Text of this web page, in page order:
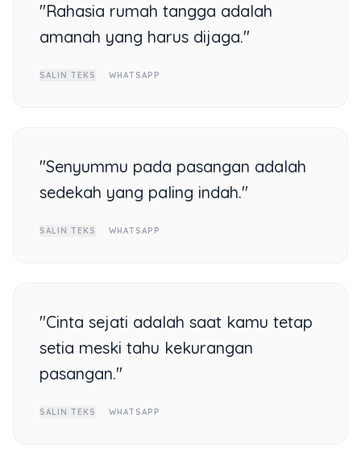
"Rahasia rumah tangga adalah
amanah yang harus dijaga."
SALIN TEKS WHATSAPP
"Senyummu pada pasangan adalah
sedekah yang paling indah."
SALIN TEKS WHATSAPP
"Cinta sejati adalah saat kamu tetap
setia meski tahu kekurangan
pasangan."
SALIN TEKS WHATSAPP